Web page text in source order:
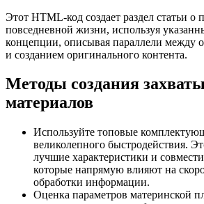
Этот HTML-код создает раздел статьи о
повседневной жизни, используя
концепции, описывая параллели
и созданием оригинального контента.
Методы создания
материалов
Используйте топовые
великолепного быстродействия.
лучшие характеристики и
которые напрямую влияют на
обработки информации.
Оценка параметров материнской